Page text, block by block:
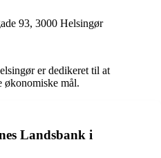
93, 3000 Helsingør
er dedikeret til at
økonomiske mål.
Landsbank i